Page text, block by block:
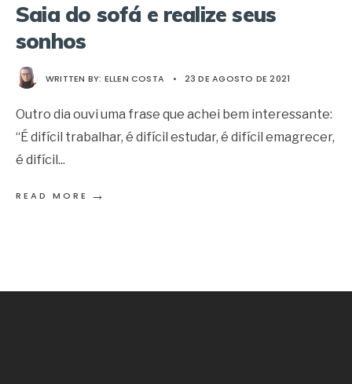
Saia do sofá e realize seus
sonhos
WRITTEN BY: ELLEN COSTA • 23 DE AGOSTO DE 2021
Outro dia ouvi uma frase que achei bem interessante:
“É difícil trabalhar, é difícil estudar, é difícil emagrecer,
é difícil...
READ MORE →